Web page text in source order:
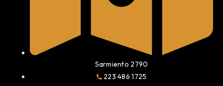
Sarmiento 2790
223 486 1725